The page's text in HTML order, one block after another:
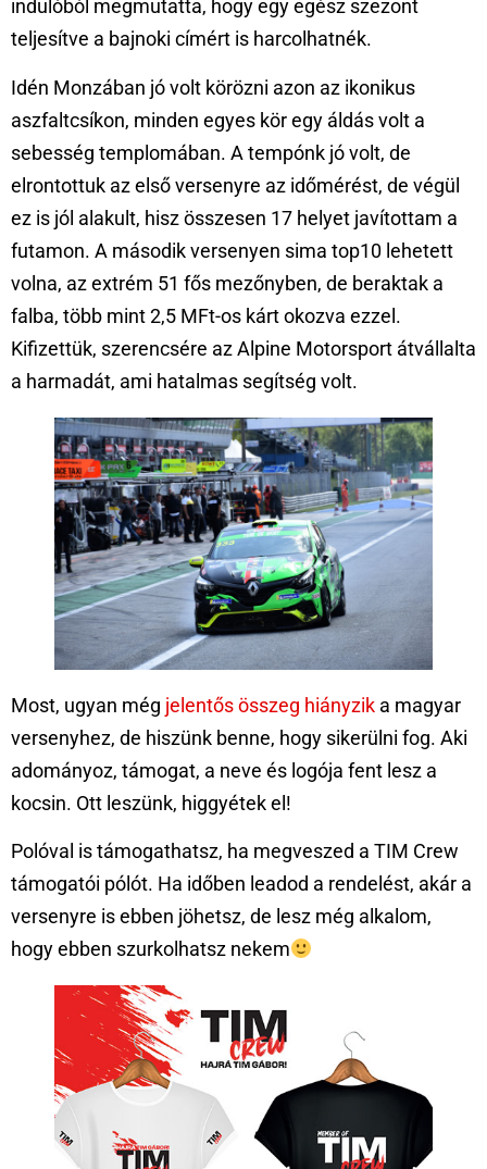
indulóból megmutatta, hogy egy egész szezont
teljesítve a bajnoki címért is harcolhatnék.
Idén Monzában jó volt körözni azon az ikonikus
aszfaltcsíkon, minden egyes kör egy áldás volt a
sebesség templomában. A tempónk jó volt, de
elrontottuk az első versenyre az időmérést, de végül
ez is jól alakult, hisz összesen 17 helyet javítottam a
futamon. A második versenyen sima top10 lehetett
volna, az extrém 51 fős mezőnyben, de beraktak a
falba, több mint 2,5 MFt-os kárt okozva ezzel.
Kifizettük, szerencsére az Alpine Motorsport átvállalta
a harmadát, ami hatalmas segítség volt.
Most, ugyan még jelentős összeg hiányzik a magyar
versenyhez, de hiszünk benne, hogy sikerülni fog. Aki
adományoz, támogat, a neve és logója fent lesz a
kocsin. Ott leszünk, higgyétek el!
Polóval is támogathatsz, ha megveszed a TIM Crew
támogatói pólót. Ha időben leadod a rendelést, akár a
versenyre is ebben jöhetsz, de lesz még alkalom,
hogy ebben szurkolhatsz nekem